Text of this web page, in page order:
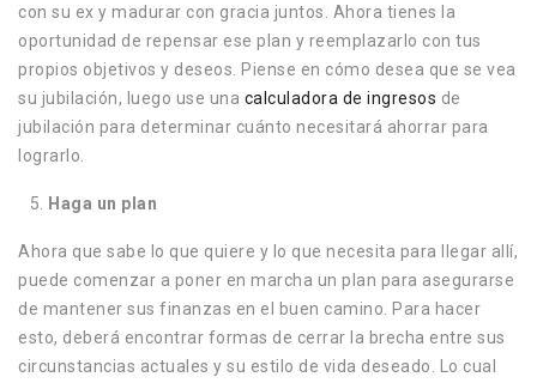
con su ex y madurar con gracia juntos. Ahora tienes la
oportunidad de repensar ese plan y reemplazarlo con tus
propios objetivos y deseos. Piense en cómo desea que se vea
su jubilación, luego use una calculadora de ingresos de
jubilación para determinar cuánto necesitará ahorrar para
lograrlo.
Haga un plan
Ahora que sabe lo que quiere y lo que necesita para llegar allí,
puede comenzar a poner en marcha un plan para asegurarse
de mantener sus finanzas en el buen camino. Para hacer
esto, deberá encontrar formas de cerrar la brecha entre sus
circunstancias actuales y su estilo de vida deseado. Lo cual